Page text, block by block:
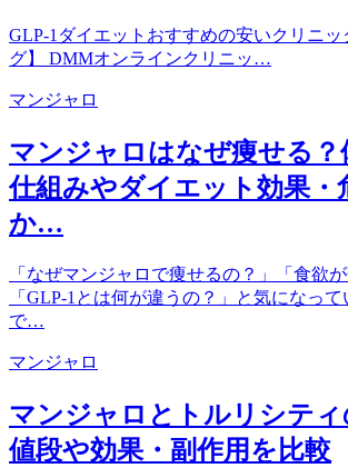
GLP-1ダイエットおすすめの安いクリニ
グ】 DMMオンラインクリニッ…
マンジャロ
マンジャロはなぜ痩せる？
仕組みやダイエット効果・
か…
「なぜマンジャロで痩せるの？」「食欲
「GLP-1とは何が違うの？」と気になっ
で…
マンジャロ
マンジャロとトルリシティ
値段や効果・副作用を比較